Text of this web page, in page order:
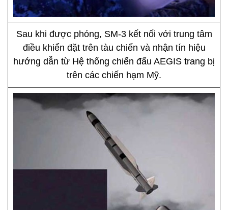
Sau khi được phóng, SM-3 kết nối với trung tâm
điều khiển đặt trên tàu chiến và nhận tín hiệu
hướng dẫn từ Hệ thống chiến đấu AEGIS trang bị
trên các chiến hạm Mỹ.